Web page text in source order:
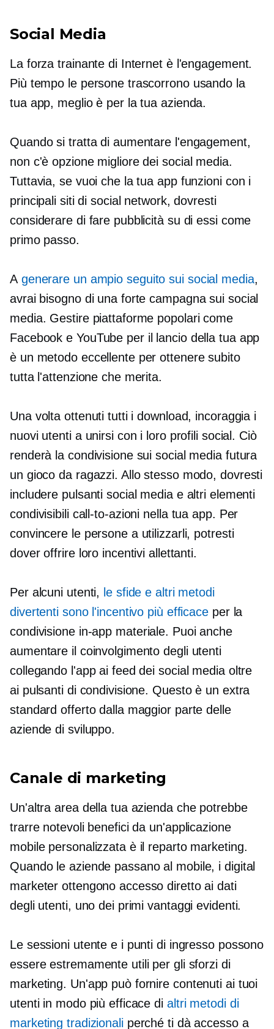
Social Media
La forza trainante di Internet è l'engagement.
Più tempo le persone trascorrono usando la
tua app, meglio è per la tua azienda.
Quando si tratta di aumentare l'engagement,
non c'è opzione migliore dei social media.
Tuttavia, se vuoi che la tua app funzioni con i
principali siti di social network, dovresti
considerare di fare pubblicità su di essi come
primo passo.
A generare un ampio seguito sui social media,
avrai bisogno di una forte campagna sui social
media. Gestire piattaforme popolari come
Facebook e YouTube per il lancio della tua app
è un metodo eccellente per ottenere subito
tutta l'attenzione che merita.
Una volta ottenuti tutti i download, incoraggia i
nuovi utenti a unirsi con i loro profili social. Ciò
renderà la condivisione sui social media futura
un gioco da ragazzi. Allo stesso modo, dovresti
includere pulsanti social media e altri elementi
condivisibili call-to-azioni nella tua app. Per
convincere le persone a utilizzarli, potresti
dover offrire loro incentivi allettanti.
Per alcuni utenti, le sfide e altri metodi
divertenti sono l'incentivo più efficace per la
condivisione in-app materiale. Puoi anche
aumentare il coinvolgimento degli utenti
collegando l'app ai feed dei social media oltre
ai pulsanti di condivisione. Questo è un extra
standard offerto dalla maggior parte delle
aziende di sviluppo.
Canale di marketing
Un'altra area della tua azienda che potrebbe
trarre notevoli benefici da un'applicazione
mobile personalizzata è il reparto marketing.
Quando le aziende passano al mobile, i digital
marketer ottengono accesso diretto ai dati
degli utenti, uno dei primi vantaggi evidenti.
Le sessioni utente e i punti di ingresso possono
essere estremamente utili per gli sforzi di
marketing. Un'app può fornire contenuti ai tuoi
utenti in modo più efficace di altri metodi di
marketing tradizionaliperché ti dà accesso a